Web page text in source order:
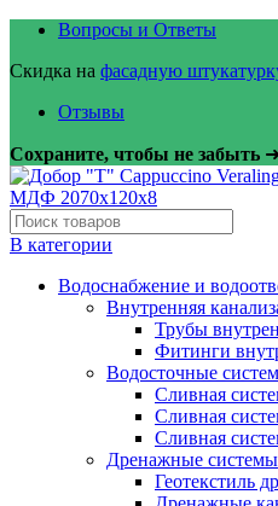
Вопросы и Ответы
Скидка на фасадную
Отзывы
Сохраните, чтобы не забыть ➜
В категории
Водоснабжение и
Внутренняя
Трубы
Фитинги
Водосточные
Сливная
Сливная
Сливная
Дренажные системы
Геотекстиль